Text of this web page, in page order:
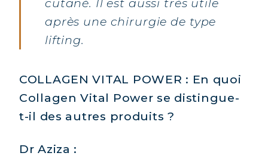
cutané. Il est aussi très utile
après une chirurgie de type
lifting.
COLLAGEN VITAL POWER : En quoi
Collagen Vital Power se distingue-
t-il des autres produits ?
Dr Aziza :